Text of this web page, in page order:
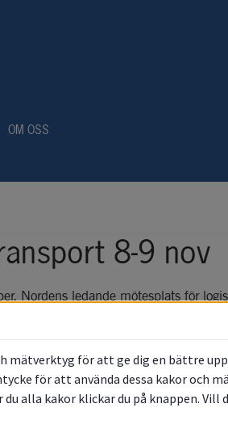
OM OSS
8-9 nov
Nordens ledande mötesplats för
andra medaktörer till det nya
och etableringserbjudandet
norra Sverige kan erbjuda ur
mätverktyg för att ge dig en bättre
för att använda dessa kakor och
alla kakor klickar du på knappen. Vill